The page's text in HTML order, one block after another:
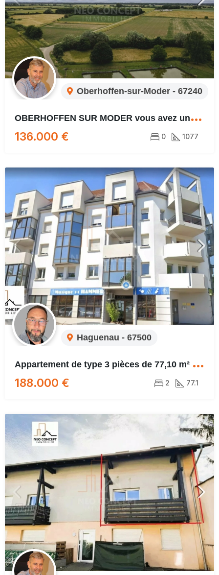
Oberhoffen-sur-Moder - 67240
O
BERHOFFEN SUR MODER vous avez un projet ? BELLE PARCELLE A NE PAS LOUPER !!!
136.000 € 0 1077
Haguenau - 67500
A
ppartement de type 3 pièces de 77,10 m² Carrez à HAGUENAU
188.000 € 2 77.1